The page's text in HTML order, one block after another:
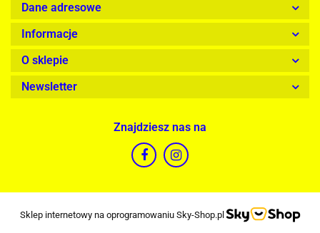
Dane adresowe
Informacje
O sklepie
Newsletter
Znajdziesz nas na
Sklep internetowy na oprogramowaniu Sky-Shop.pl